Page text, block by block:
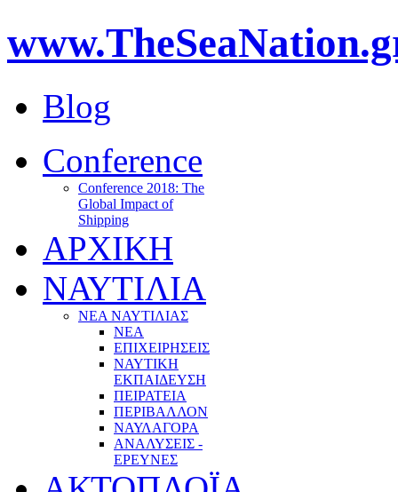
Blog
Conference
Conference 2018: The
Global Impact of
Shipping
ΑΡΧΙΚΗ
ΝΑΥΤΙΛΙΑ
ΝΕΑ ΝΑΥΤΙΛΙΑΣ
ΝΕΑ
ΕΠΙΧΕΙΡΗΣΕΙΣ
ΝΑΥΤΙΚΗ
ΕΚΠΑΙΔΕΥΣΗ
ΠΕΙΡΑΤΕΙΑ
ΠΕΡΙΒΑΛΛΟΝ
ΝΑΥΛΑΓΟΡΑ
ΑΝΑΛΥΣΕΙΣ -
ΕΡΕΥΝΕΣ